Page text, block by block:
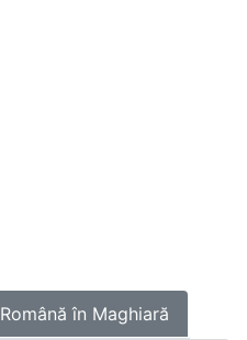
Română în Maghiară